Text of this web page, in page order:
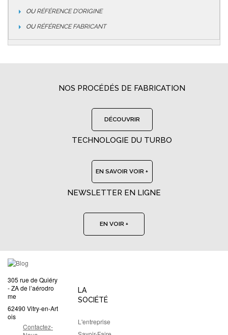
OURÉFÉRENCE D’ORIGINE
OURÉFÉRENCE FABRICANT
NOS PROCÉDÉS DE FABRICATION
DÉCOUVRIR
TECHNOLOGIE DU TURBO
EN SAVOIR VOIR +
NEWSLETTER EN LIGNE
EN VOIR +
305 rue de Quiéry
- ZA de l’aérodro
me
62490 Vitry-en-Art
ois
Contactez-
LA
SOCIÉTÉ
L'entreprise